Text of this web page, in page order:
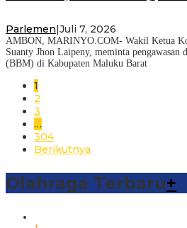
Parlemen Juli 7, 2026
AMBON, MARINYO.COM- Wakil Ketua
Suanty Jhon Laipeny, meminta pengawasan
(BBM) di Kabupaten Maluku Barat
1
2
3
…
304
Berikutnya
Olahraga Terbaru+